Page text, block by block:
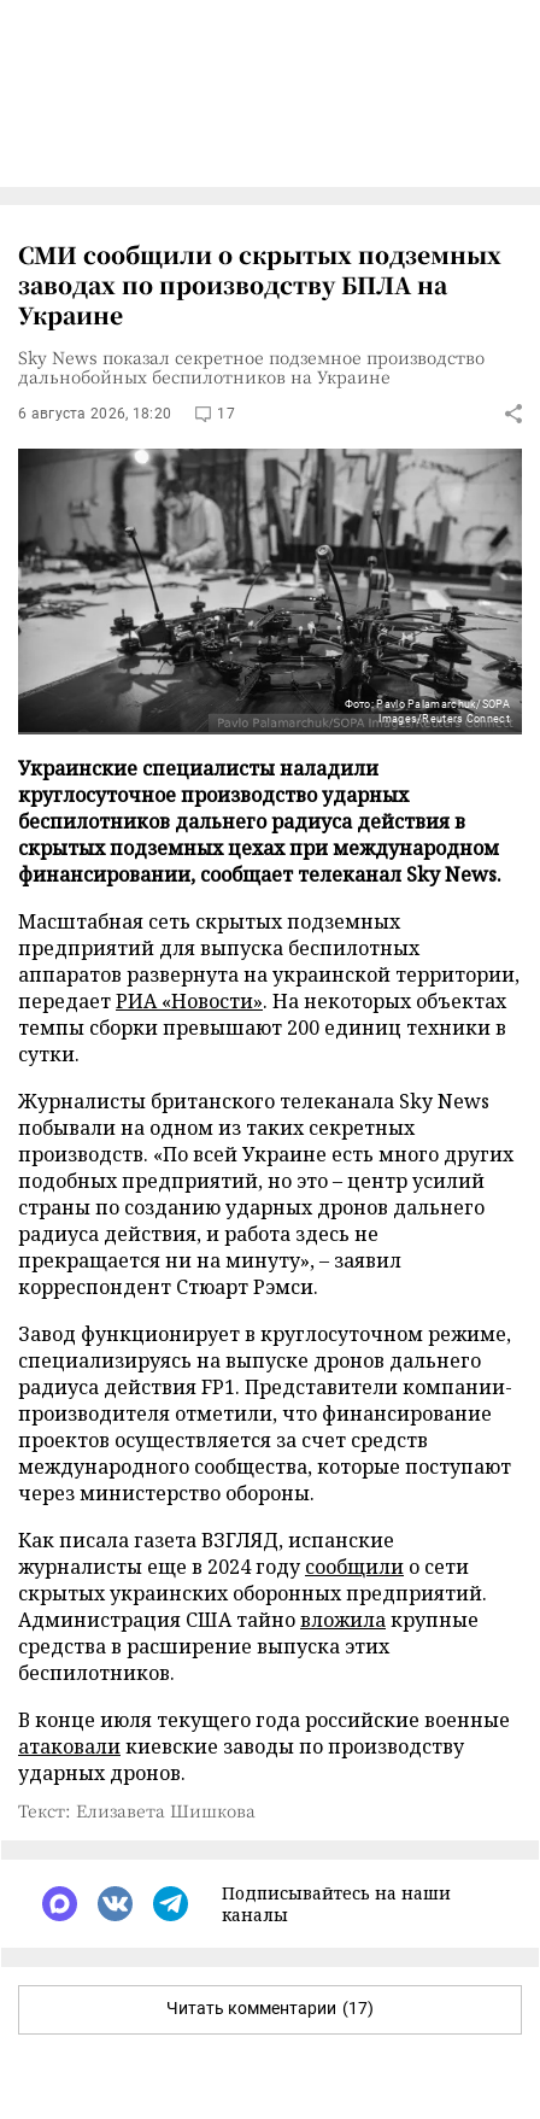
СМИ сообщили о скрытых подземных
заводах по производству БПЛА на
Украине
Sky News показал секретное подземное производство
дальнобойных беспилотников на Украине
6 августа 2026, 18:20 17
Фото: Pavlo Palamarchuk/SOPA
Images/Reuters Connect
Украинские специалисты наладили
круглосуточное производство ударных
беспилотников дальнего радиуса действия в
скрытых подземных цехах при международном
финансировании, сообщает телеканал Sky News.
Масштабная сеть скрытых подземных
предприятий для выпуска беспилотных
аппаратов развернута на украинской территории,
передаетРИА «Новости». На некоторых объектах
темпы сборки превышают 200 единиц техники в
сутки.
Журналисты британского телеканала Sky News
побывали на одном из таких секретных
производств. «По всей Украине есть много других
подобных предприятий, но это – центр усилий
страны по созданию ударных дронов дальнего
радиуса действия, и работа здесь не
прекращается ни на минуту», – заявил
корреспондент Стюарт Рэмси.
Завод функционирует в круглосуточном режиме,
специализируясь на выпуске дронов дальнего
радиуса действия FP1. Представители компании-
производителя отметили, что финансирование
проектов осуществляется за счет средств
международного сообщества, которые поступают
через министерство обороны.
Как писала газета ВЗГЛЯД, испанские
журналисты еще в 2024 годусообщили о сети
скрытых украинских оборонных предприятий.
Администрация США тайновложилакрупные
средства в расширение выпуска этих
беспилотников.
В конце июля текущего года российские военные
атаковаликиевские заводы по производству
ударных дронов.
Текст: Елизавета Шишкова
Подписывайтесь на наши
каналы
Читать комментарии (17)